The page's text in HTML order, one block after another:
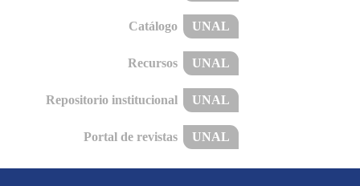
Catálogo UNAL
Recursos UNAL
Repositorio institucional UNAL
Portal de revistas UNAL